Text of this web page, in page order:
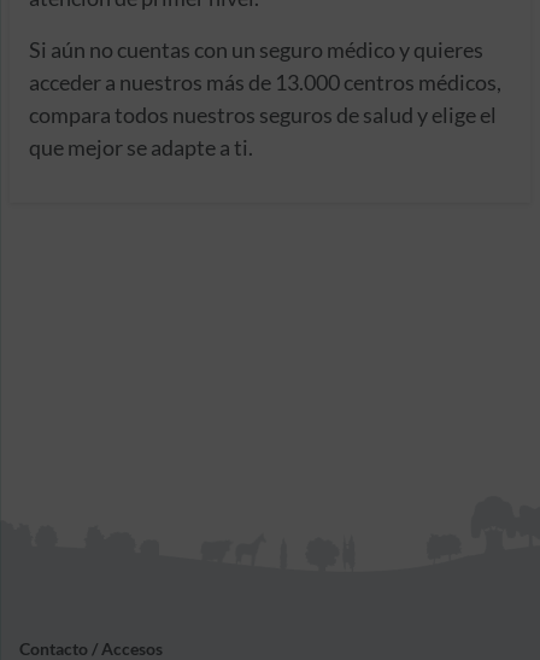
Si aún no cuentas con un seguro médico y quieres
acceder a nuestros más de 13.000 centros médicos,
compara todos nuestros seguros de salud y elige el
que mejor se adapte a ti.
Contacto / Accesos